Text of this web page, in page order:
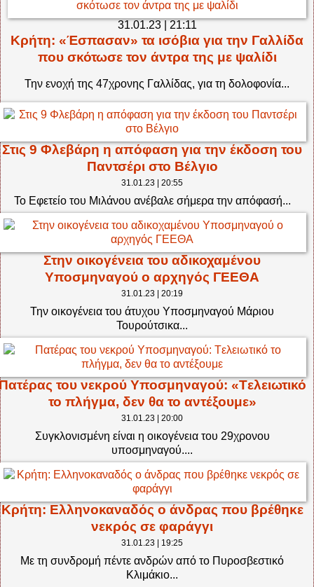
31.01.23 | 21:11
Κρήτη: «Έσπασαν» τα ισόβια για την Γαλλίδα
που σκότωσε τον άντρα της με ψαλίδι
Την ενοχή της 47χρονης Γαλλίδας, για τη δολοφονία...
Στις 9 Φλεβάρη η απόφαση για την έκδοση του
Παντσέρι στο Βέλγιο
31.01.23 | 20:55
Το Εφετείο του Μιλάνου ανέβαλε σήμερα την απόφασή...
Στην οικογένεια του αδικοχαμένου
Υποσμηναγού ο αρχηγός ΓΕΕΘΑ
31.01.23 | 20:19
Την οικογένεια του άτυχου Yποσμηναγού Μάριου
Τουρούτσικα...
του νεκρού Υποσμηναγού: «Tελειωτικό
το πλήγμα, δεν θα το αντέξουμε»
31.01.23 | 20:00
Συγκλονισμένη είναι η οικογένεια του 29χρονου
υποσμηναγού....
Κρήτη: Ελληνοκαναδός ο άνδρας που βρέθηκε
νεκρός σε φαράγγι
31.01.23 | 19:25
Με τη συνδρομή πέντε ανδρών από το Πυροσβεστικό
Κλιμάκιο...